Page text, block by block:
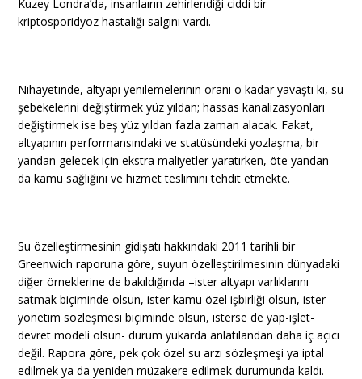
Kuzey Londra’da, insanlaırın zehirlendiği ciddi bir
kriptosporidyoz hastalığı salgını vardı.
Nihayetinde, altyapı yenilemelerinin oranı o kadar yavaştı ki, su
şebekelerini değiştirmek yüz yıldan; hassas kanalizasyonları
değiştirmek ise beş yüz yıldan fazla zaman alacak. Fakat,
altyapının performansındaki ve statüsündeki yozlaşma, bir
yandan gelecek için ekstra maliyetler yaratırken, öte yandan
da kamu sağlığını ve hizmet teslimini tehdit etmekte.
Su özelleştirmesinin gidişatı hakkındaki 2011 tarihli bir
Greenwich raporuna göre, suyun özelleştirilmesinin dünyadaki
diğer örneklerine de bakıldığında –ister altyapı varlıklarını
satmak biçiminde olsun, ister kamu özel işbirliği olsun, ister
yönetim sözleşmesi biçiminde olsun, isterse de yap-işlet-
devret modeli olsun- durum yukarda anlatılandan daha iç açıcı
değil. Rapora göre, pek çok özel su arzı sözleşmeşi ya iptal
edilmek ya da yeniden müzakere edilmek durumunda kaldı.